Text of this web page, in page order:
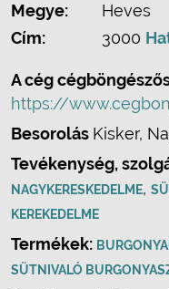
Megye:
Heves
Cím:
3000
A cég
https://
Besorolás Kisker,
Tevékenység,
NAGYKERESKEDELME,
KEREKEDELME
Termékek:
SÜTNIVALÓ